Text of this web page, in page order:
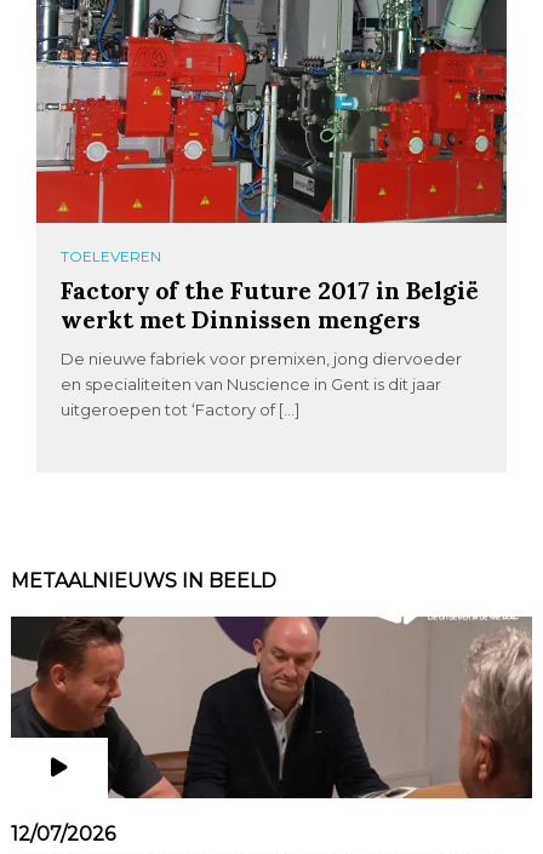
TOELEVEREN
Factory of the Future 2017 in België
werkt met Dinnissen mengers
De nieuwe fabriek voor premixen, jong diervoeder
en specialiteiten van Nuscience in Gent is dit jaar
uitgeroepen tot ‘Factory of […]
METAALNIEUWS IN BEELD
12/07/2026